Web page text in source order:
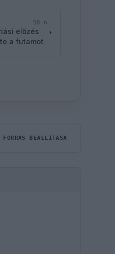
10 n
előzés
a futamot
FORRÁS BEÁLLÍTÁSA